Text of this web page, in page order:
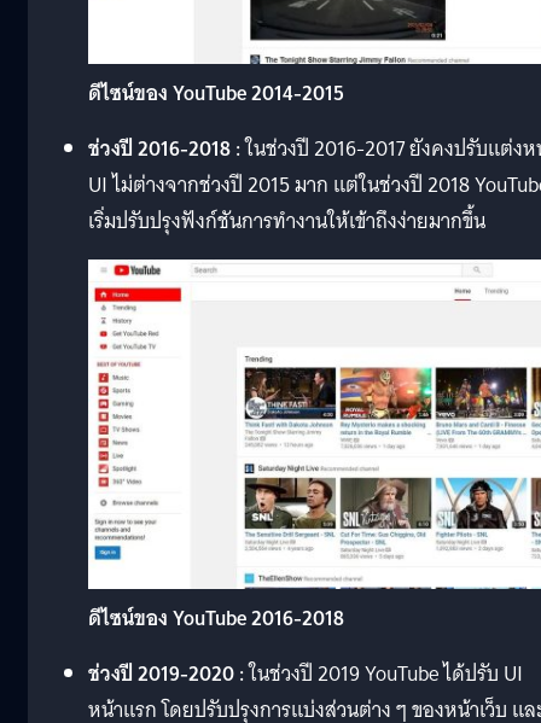
ดีไซน์ของ YouTube 2014-2015
ช่วงปี2016-2018 :ในช่วงปี 2016-2017 ยังคงปรับแต่ง
UI ไม่ต่างจากช่วงปี 2015 มาก แต่ในช่วงปี 2018
เริ่มปรับปรุงฟังก์ชันการทำงานให้เข้าถึงง่ายมากขึ้น
ดีไซน์ของ YouTube 2016-2018
ช่วงปี2019-2020 :ในช่วงปี 2019 YouTube ได้ปรับ UI
หน้าแรก โดยปรับปรุงการแบ่งส่วนต่าง ๆ ของหน้าเว็บ แ